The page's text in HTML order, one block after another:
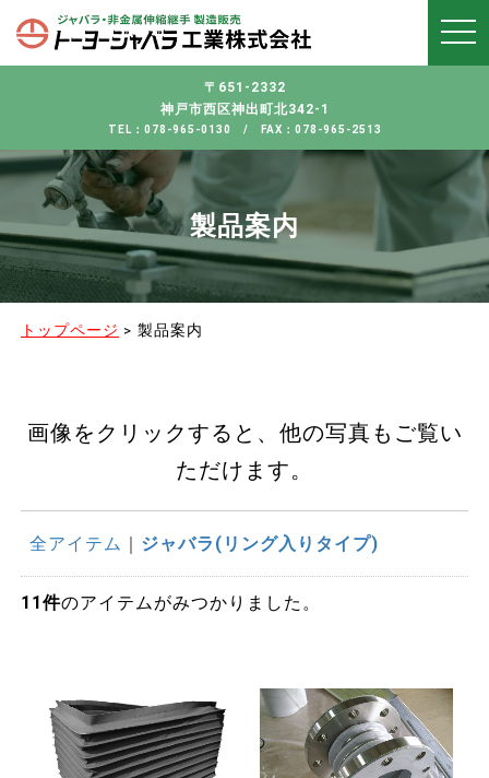
〒651-2332
神戸市西区神出町北342-1
TEL：078-965-0130 / FAX：078-965-2513
t
o
i
a
i
n
製品案内
トップページ > 製品案内
Menu
画像をクリックすると、他の写真もご覧い
ただけます。
全アイテム ジャバラ(リング入りタイプ)
11件のアイテムがみつかりました。